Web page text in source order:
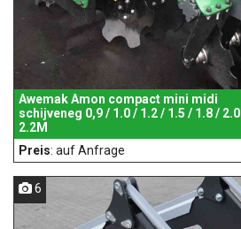
Awemak Amon compact mini midi
schijveneg 0,9 / 1.0 / 1.2 / 1.5 / 1.8 / 2.0
2.2M
Preis: auf Anfrage
6